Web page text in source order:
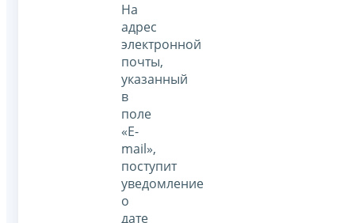
На
адрес
электронной
почты,
указанный
в
поле
«E-
mail»,
поступит
уведомление
о
дате